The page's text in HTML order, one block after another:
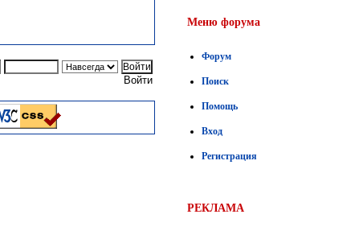
Войти
Меню форума
Форум
Поиск
Помощь
Вход
Регистрация
РЕКЛАМА